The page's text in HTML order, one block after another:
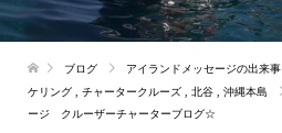
ブログ アイランドメッセージの出来事
ケリング
チャータークルーズ 北谷 沖縄本島
ージ クルーザーチャーターブログ☆